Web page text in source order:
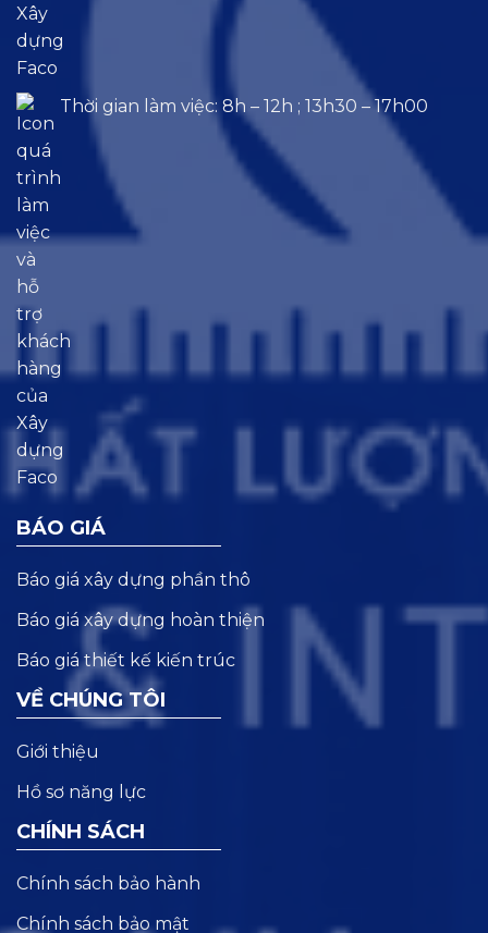
Thời gian làm việc: 8h – 12h ; 13h30 – 17h00
BÁO GIÁ
Báo giá xây dựng phần thô
Báo giá xây dựng hoàn thiện
Báo giá thiết kế kiến trúc
VỀ CHÚNG TÔI
Giới thiệu
Hồ sơ năng lực
CHÍNH SÁCH
Chính sách bảo hành
Chính sách bảo mật